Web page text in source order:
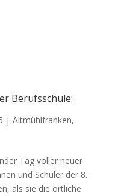
Berufsschule:
| Altmühlfranken,
Tag vol­ler neu­er
und Schü­ler der 8.
als sie die ört­li­che